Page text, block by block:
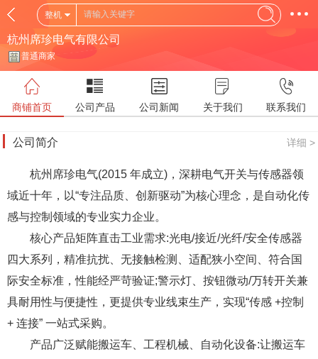
整机
杭州席珍电气有限公司
普通商家
商铺首页 公司产品 公司新闻 关于我们 联系我们
公司简介 详细 >
杭州席珍电气(2015 年成立)， 深耕电气开关与传感器领
域近十年，以“专注品质、创新驱动”为核心理念，是自动化传
感与控制领域的专业实力企业。
核心产品矩阵直击工业需求:光电/接近/光纤/安全传感器
四大系列，精准抗扰、无接触检测、适配狭小空间、符合国
际安全标准，性能经严苛验证;警示灯、按钮微动/万转开关兼
具耐用性与便捷性，更提供专业线束生产，实现“传感 +控制
+ 连接” 一站式采购。
产品广泛赋能搬运车、工程机械、自动化设备:让搬运车